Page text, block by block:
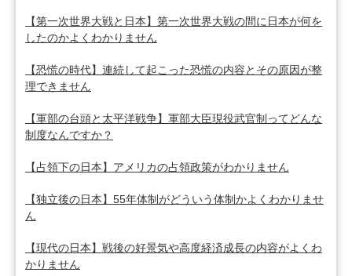
【第一次世界大戦と日本】第一次世界大戦の間に日本が何を
したのかよくわかりません
【恐慌の時代】連続して起こった恐慌の内容とその原因が整
理できません
【軍部の台頭と太平洋戦争】軍部大臣現役武官制ってどんな
制度なんですか？
【占領下の日本】アメリカの占領政策がわかりません
【独立後の日本】55年体制がどういう体制かよくわかりませ
ん
【現代の日本】戦後の好景気や高度経済成長の内容がよくわ
かりません